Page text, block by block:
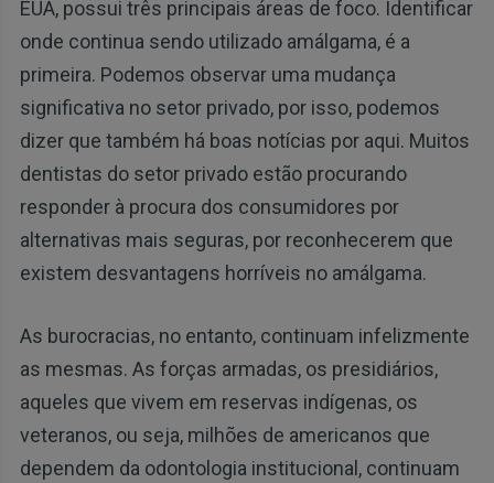
EUA, possui três principais áreas de foco. Identificar
onde continua sendo utilizado amálgama, é a
primeira. Podemos observar uma mudança
significativa no setor privado, por isso, podemos
dizer que também há boas notícias por aqui. Muitos
dentistas do setor privado estão procurando
responder à procura dos consumidores por
alternativas mais seguras, por reconhecerem que
existem desvantagens horríveis no amálgama.
As burocracias, no entanto, continuam infelizmente
as mesmas. As forças armadas, os presidiários,
aqueles que vivem em reservas indígenas, os
veteranos, ou seja, milhões de americanos que
dependem da odontologia institucional, continuam